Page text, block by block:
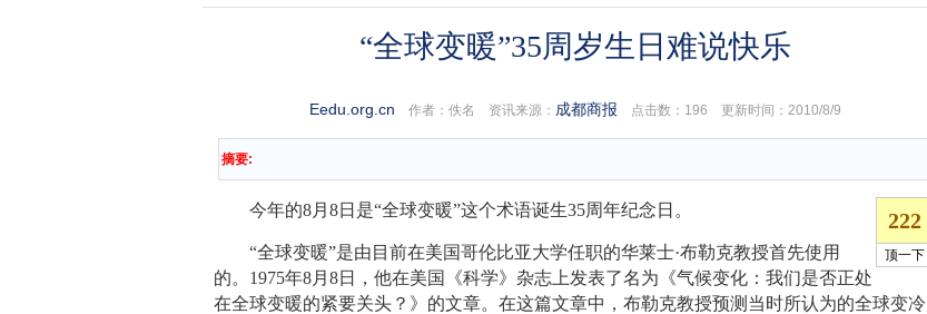
“全球变暖”35周岁生日难说快乐
Eedu.org.cn 作者：佚名 资讯来源： 成都商报 点击数： 196 更新时间：2010/8/9
摘要:
今年的8月8日是“全球变暖”这个术语诞生35周年纪念日。
“全球变暖”是由目前在美国哥伦比亚大学任职的华莱士·布勒克教授首先使用
的。1975年8月8日，他在美国《科学》杂志上发表了名为《气候变化：我们是否正处
在全球变暖的紧要关头？》的文章。在这篇文章中，布勒克教授预测当时所认为的全球变冷